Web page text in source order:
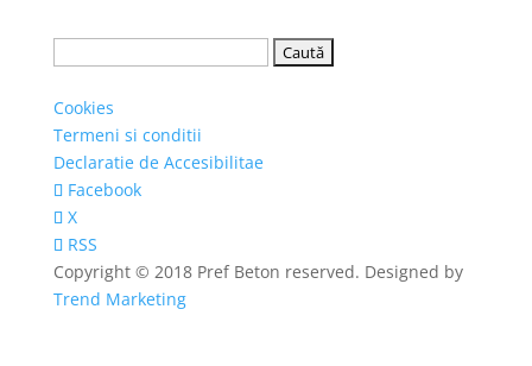
Cookies
Termeni si conditii
Declaratie de Accesibilitae
Facebook
X
RSS
Copyright © 2018 Pref Beton reserved. Designed by
Trend Marketing